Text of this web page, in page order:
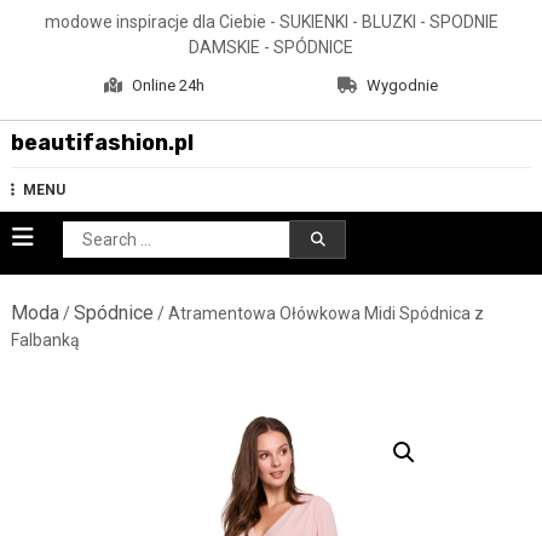
modowe inspiracje dla Ciebie - SUKIENKI - BLUZKI - SPODNIE
DAMSKIE - SPÓDNICE
Online 24h Wygodnie
beautifashion.pl
MENU
Search
for:
Moda/Spódnice / Atramentowa Ołówkowa Midi Spódnica z
Falbanką